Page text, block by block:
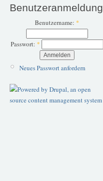
Benutzeranmeldung
Benutzername: *
Passwort: *
Neues Passwort anfordern